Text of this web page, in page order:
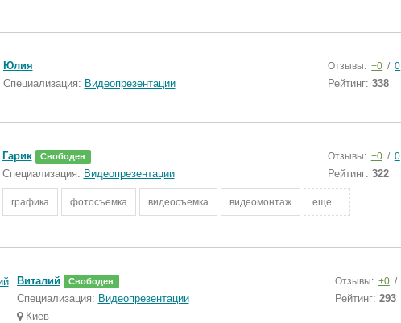
Юлия
Специализация: Видеопрезентации
Отзывы: +0 / 0
Рейтинг:338
Гарик Свободен
Специализация: Видеопрезентации
Отзывы: +0 / 0
Рейтинг: 322
графика фотосъемка видеосъемка видеомонтаж еще ...
Виталий Свободен
Специализация: Видеопрезентации
Киев
Отзывы: +0 /
Рейтинг: 293